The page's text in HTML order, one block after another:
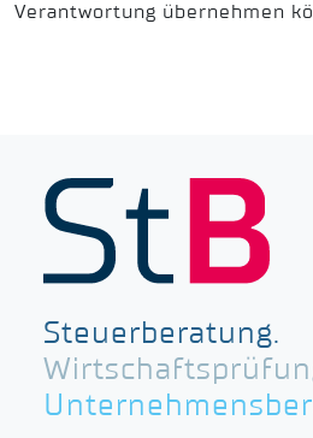
Verantwortung übernehmen
Steuerberatung.